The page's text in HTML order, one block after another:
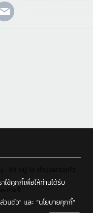
: 59 หมู่ 13 ตำบลฝายแก้ว
mail :
ใช้คุกกี้เพื่อให้ท่านได้รับ
วนตัว" และ "นโยบายคุกกี้"